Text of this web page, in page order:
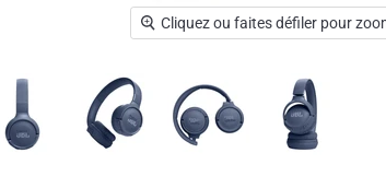
Cliquez ou faites défiler pour